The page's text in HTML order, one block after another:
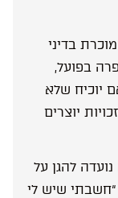
בדיני
בפועל,
יוכיח שלא
יוצרים
להגן על
שיש לי